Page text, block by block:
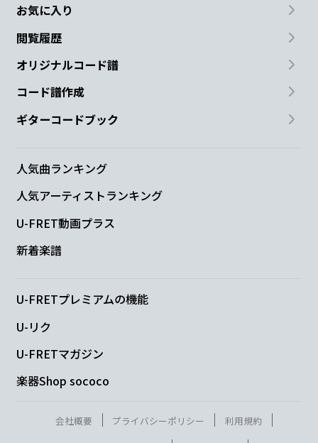
愛して
Am Gm
他人の ようで違う
Am
探し
Gm
てるよいつも
G
お気に入り
閲覧履歴
オリジナルコード譜
コード譜作成
ギターコードブック
人気曲ランキング
人気アーティストランキング
U-FRET動画プラス
新着楽譜
U-FRETプレミアムの機能
U-リク
U-FRETマガジン
楽器Shop sococo
会社概要 プライバシーポリシー
利用規約